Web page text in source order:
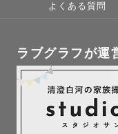
よくある質問
ラブグラフが運